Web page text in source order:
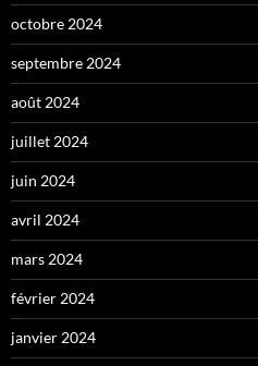
octobre 2024
septembre 2024
août 2024
juillet 2024
juin 2024
avril 2024
mars 2024
février 2024
janvier 2024